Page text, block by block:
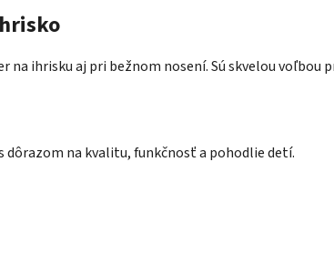
ihrisku aj pri bežnom nosení. Sú skvelou voľbou
dôrazom na kvalitu, funkčnosť a pohodlie detí.